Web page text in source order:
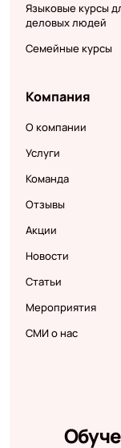
Языковые курсы
деловых людей
Семейные курсы
Компания
О компании
Услуги
Команда
Отзывы
Акции
Новости
Статьи
Мероприятия
СМИ о нас